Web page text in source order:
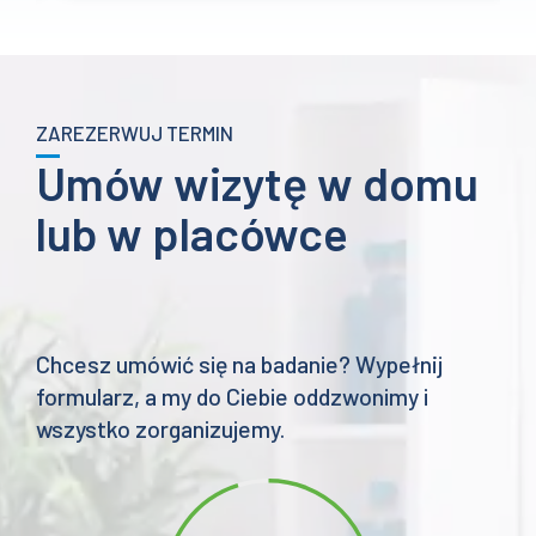
ZAREZERWUJ TERMIN
Umów wizytę w domu
lub w placówce
Chcesz umówić się na badanie? Wypełnij
formularz, a my do Ciebie oddzwonimy i
wszystko zorganizujemy.